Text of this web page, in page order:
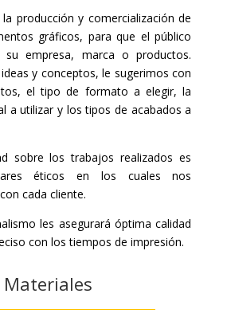
producción y comercialización de
gráficos, para que el público
su empresa, marca o productos.
y conceptos, le sugerimos con
el tipo de formato a elegir, la
a utilizar y los tipos de acabados a
sobre los trabajos realizados es
éticos en los cuales nos
cada cliente.
les asegurará óptima calidad
con los tiempos de impresión.
Materiales